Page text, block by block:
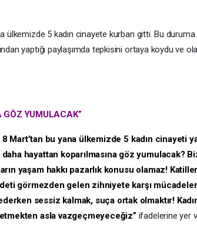
ülkemizde 5 kadın cinayete kurban gitti. Bu duruma
yaptığı paylaşımda tepkisini ortaya koydu ve
YUMULACAK”
8 Mart’tan bu yana ülkemizde 5 kadın cinayeti
hayattan koparılmasına göz yumulacak?
yaşam hakkı pazarlık konusu olamaz!
görmezden gelen zihniyete karşı
sessiz kalmak, suça ortak olmaktır!
asla vazgeçmeyeceğiz” ifadelerine yer